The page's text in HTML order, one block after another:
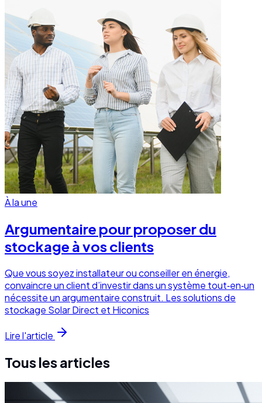
À la une
Argumentaire pour proposer du
stockage à vos clients
Que vous soyez installateur ou conseiller en énergie,
convaincre un client d’investir dans un système tout‑en‑un
nécessite un argumentaire construit. Les solutions de
stockage Solar Direct et Hiconics
Lire l'article
Tous les articles